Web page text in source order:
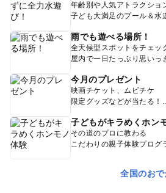
年齢別や人気アトラクショ
子ども大満足のプール＆水
雨でも遊べる場所！
全天候型スポットをチェッ
屋内で一日たっぷり思いっ
今月のプレゼント
映画チケット、ムビチケ
限定グッズなどが当たる！
子どもがキラめくホン
その道のプロに教わる
こだわりの親子体験プログ
全国のお